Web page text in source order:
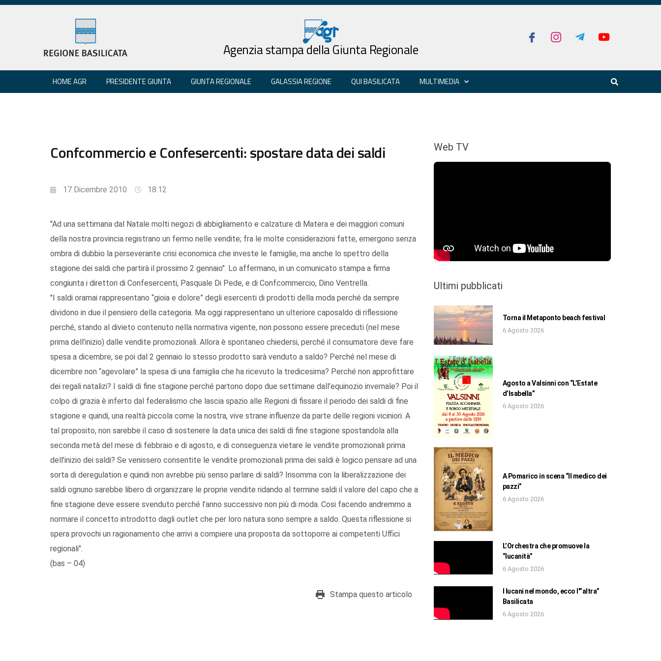
Agenzia stampa della Giunta Regionale
HOME AGR PRESIDENTE GIUNTA GIUNTA REGIONALE GALASSIA REGIONE QUI BASILICATA MULTIMEDIA
Confcommercio e Confesercenti: spostare data dei saldi
17 Dicembre 2010 18:12
"Ad una settimana dal Natale molti negozi di abbigliamento e calzature di Matera e dei maggiori comuni
della nostra provincia registrano un fermo nelle vendite; fra le molte considerazioni fatte, emergono senza
ombra di dubbio la perseverante crisi economica che investe le famiglie, ma anche lo spettro della
stagione dei saldi che partirà il prossimo 2 gennaio". Lo affermano, in un comunicato stampa a firma
congiunta i direttori di Confesercenti, Pasquale Di Pede, e di Confcommercio, Dino Ventrella.
"I saldi oramai rappresentano “gioia e dolore” degli esercenti di prodotti della moda perché da sempre
dividono in due il pensiero della categoria. Ma oggi rappresentano un ulteriore caposaldo di riflessione
perché, stando al divieto contenuto nella normativa vigente, non possono essere preceduti (nel mese
prima dell’inizio) dalle vendite promozionali. Allora è spontaneo chiedersi, perché il consumatore deve fare
spesa a dicembre, se poi dal 2 gennaio lo stesso prodotto sarà venduto a saldo? Perché nel mese di
dicembre non “agevolare” la spesa di una famiglia che ha ricevuto la tredicesima? Perché non approfittare
dei regali natalizi? I saldi di fine stagione perché partono dopo due settimane dall’equinozio invernale? Poi il
colpo di grazia è inferto dal federalismo che lascia spazio alle Regioni di fissare il periodo dei saldi di fine
stagione e quindi, una realtà piccola come la nostra, vive strane influenze da parte delle regioni viciniori. A
tal proposito, non sarebbe il caso di sostenere la data unica dei saldi di fine stagione spostandola alla
seconda metà del mese di febbraio e di agosto, e di conseguenza vietare le vendite promozionali prima
dell’inizio dei saldi? Se venissero consentite le vendite promozionali prima dei saldi è logico pensare ad una
sorta di deregulation e quindi non avrebbe più senso parlare di saldi? Insomma con la liberalizzazione dei
saldi ognuno sarebbe libero di organizzare le proprie vendite ridando al termine saldi il valore del capo che a
fine stagione deve essere svenduto perché l’anno successivo non più di moda. Cosi facendo andremmo a
normare il concetto introdotto dagli outlet che per loro natura sono sempre a saldo. Questa riflessione si
spera provochi un ragionamento che arrivi a compiere una proposta da sottoporre ai competenti Uffici
regionali".
(bas – 04)
Stampa questo articolo
Web TV
Ultimi pubblicati
Torna il Metaponto beach festival
6 Agosto 2026
Agosto a Valsinni con “L’Estate
d’Isabella”
6 Agosto 2026
A Pomarico in scena “Il medico dei
pazzi”
6 Agosto 2026
L’Orchestra che promuove la
“lucanità”
6 Agosto 2026
I lucani nel mondo, ecco l'”altra”
Basilicata
6 Agosto 2026